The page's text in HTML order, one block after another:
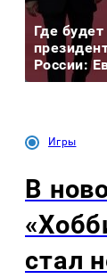
Где
России:
Игры
В
стал